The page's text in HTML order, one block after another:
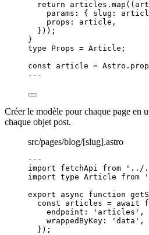
return articles . map ( (
params: { slug:
props: article ,
}));
}
type Props = Article ;
const article = Astro .
---
Créer le modèle pour chaque page en
chaque objet post.
src/pages/blog/[slug].astro
---
import fetchApi from ' ../
import type Article from '
export
async function
const articles = await
endpoint:
' articles ' ,
wrappedByKey:
' data ' ,
} );